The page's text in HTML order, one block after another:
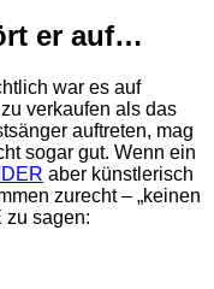
er auf…
war es auf
verkaufen als das
auftreten, mag
sogar gut. Wenn ein
aber künstlerisch
zurecht – „keinen
zu sagen: